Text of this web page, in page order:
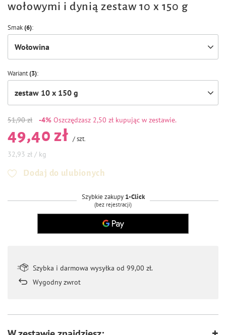
wołowymi i dynią zestaw 10 x 150 g
Smak(6)
Wołowina
Wariant(3)
zestaw 10 x 150 g
51,90 zł -4% Oszczędzasz 2,50 zł kupując w zestawie.
49,40 zł /szt.
32,93 zł / kg
Dodaj do ulubionych
Szybkie zakupy 1-Click
(bez rejestracji)
Szybka i darmowa wysyłka od 99,00 zł.
Wygodny zwrot